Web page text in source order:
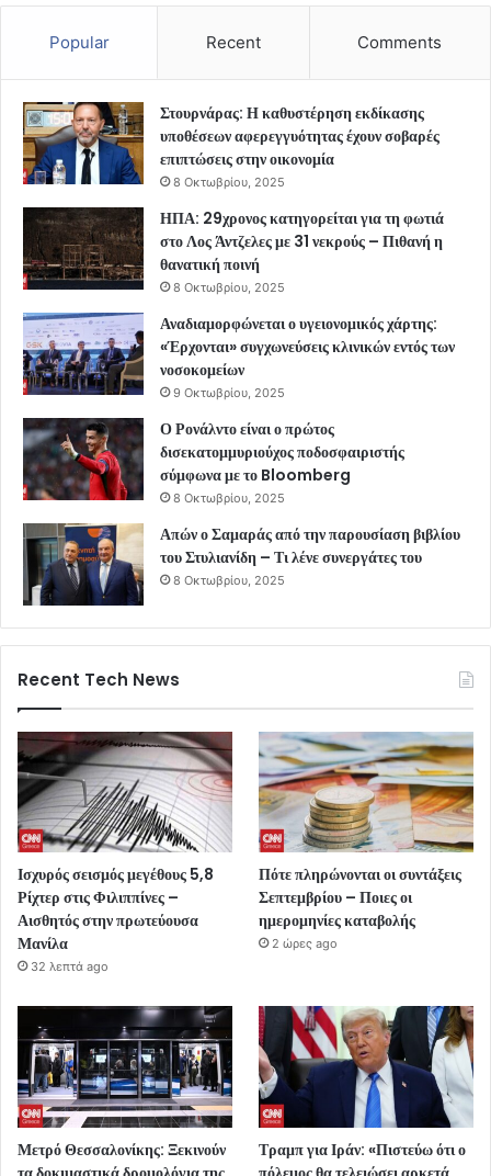
Popular Recent Comments
Στουρνάρας: Η καθυστέρηση εκδίκασης
υποθέσεων αφερεγγυότητας έχουν σοβαρές
επιπτώσεις στην οικονομία
8 Οκτωβρίου, 2025
ΗΠΑ: 29χρονος κατηγορείται για τη φωτιά
στο Λος Άντζελες με 31 νεκρούς – Πιθανή η
θανατική ποινή
8 Οκτωβρίου, 2025
Αναδιαμορφώνεται ο υγειονομικός χάρτης:
«Έρχονται» συγχωνεύσεις κλινικών εντός των
νοσοκομείων
9 Οκτωβρίου, 2025
Ο Ρονάλντο είναι ο πρώτος
δισεκατομμυριούχος ποδοσφαιριστής
σύμφωνα με το Bloomberg
8 Οκτωβρίου, 2025
Απών ο Σαμαράς από την παρουσίαση βιβλίου
του Στυλιανίδη – Τι λένε συνεργάτες του
8 Οκτωβρίου, 2025
Recent Tech News
Ισχυρός σεισμός μεγέθους 5,8
Ρίχτερ στις Φιλιππίνες –
Αισθητός στην πρωτεύουσα
Μανίλα
32 λεπτά ago
Πότε πληρώνονται οι συντάξεις
Σεπτεμβρίου – Ποιες οι
ημερομηνίες καταβολής
2 ώρες ago
Μετρό Θεσσαλονίκης: Ξεκινούν
Τραμπ για Ιράν: «Πιστεύω ότι ο